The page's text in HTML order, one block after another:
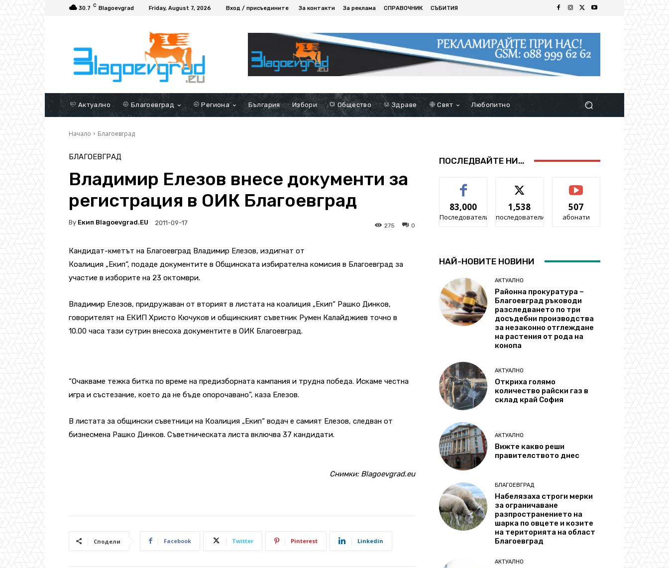
30.7 C Blagoevgrad Friday, August 7, 2026 Вход / присъедините За контакти За реклама СПРАВОЧНИК СЪБИТИЯ
Актуално Благоевград Региона България Избори Общество Здраве Свят Любопитно
Начало Благоевград
БЛАГОЕВГРАД
Владимир Елезов внесе документи за
регистрация в ОИК Благоевград
By Екип Blagoevgrad.EU 2011-09-17 0
275
Кандидат-кметът на Благоевград Владимир Елезов, издигнат от
Коалиция „Екип“, подаде документите в Общинската избирателна комисия в Благоевград за
участие в изборите на 23 октомври.
Владимир Елезов, придружаван от вторият в листата на коалиция „Екип“ Рашко Динков,
говорителят на ЕКИП Христо Кючуков и общинският съветник Румен Калайджиев точно в
10.00 часа тази сутрин внесоха документите в ОИК Благоевград.
“Очакваме тежка битка по време на предизборната кампания и трудна победа. Искаме честна
игра и състезание, което да не бъде опорочавано”, каза Елезов.
В листата за общински съветници на Коалиция „Екип“ водач е самият Елезов, следван от
бизнесмена Рашко Динков. Съветническата листа включва 37 кандидати.
Снимки: Blagoevgrad.eu
Сподели Facebook Twitter Pinterest Linkedin
ПОСЛЕДВАЙТЕ НИ...
83,000
Последователи
1,538
последователи
507
абонати
НАЙ-НОВИТЕ НОВИНИ
АКТУАЛНО
Районна прокуратура –
Благоевград ръководи
разследването по три
досъдебни производства
за незаконно отглеждане
на растения от рода на
конопа
АКТУАЛНО
Откриха голямо
количество райски газ в
склад край София
АКТУАЛНО
Вижте какво реши
правителството днес
БЛАГОЕВГРАД
Набелязаха строги мерки
за ограничаване
разпространението на
шарка по овцете и козите
на територията на област
Благоевград
АКТУАЛНО